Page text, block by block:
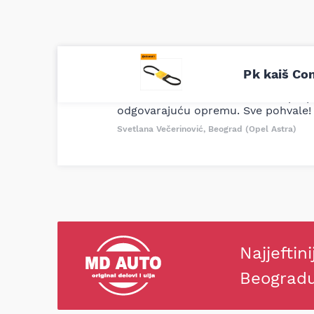
Pk kaiš
Uporedila sam sve moguće online
definitivno najbolje cene su ovde.
odgovarajuću opremu. Sve pohvale!
Svetlana Večerinović, Beograd (Opel Astra)